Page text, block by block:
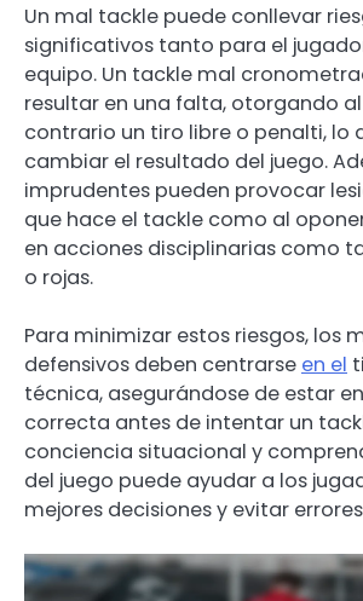
Un mal tackle puede conllevar
significativos tanto para el
equipo. Un tackle mal
resultar en una falta, otorgando
contrario un tiro libre o penalti, lo
cambiar el resultado del juego.
imprudentes pueden provocar
que hace el tackle como al
en acciones disciplinarias como
o rojas.
Para minimizar estos riesgos, los
defensivos deben centrarse en el
técnica, asegurándose de estar
correcta antes de intentar un
conciencia situacional y
del juego puede ayudar a los
mejores decisiones y evitar